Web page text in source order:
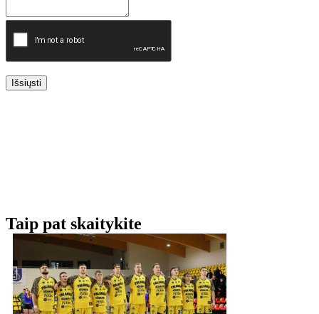
Išsiųsti
Taip pat skaitykite